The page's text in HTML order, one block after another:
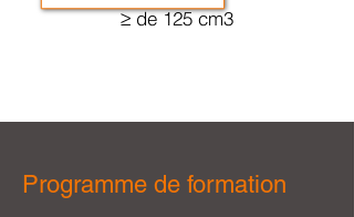
≥ de 125 cm3
Programme de formation